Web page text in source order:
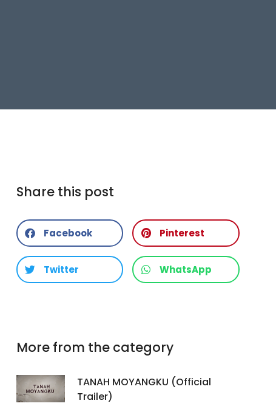
Share this post
Facebook Pinterest
Twitter WhatsApp
More from the category
TANAH MOYANGKU (Official
Trailer)